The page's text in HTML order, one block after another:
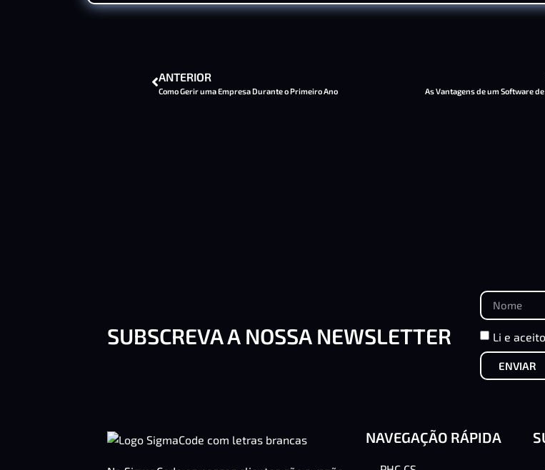
ANTERIOR
Como Gerir uma Empresa Durante o Primeiro Ano As Vantagens de um Software
SUBSCREVA A NOSSA NEWSLETTER Li e
ENVIAR
NAVEGAÇÃO RÁPIDA